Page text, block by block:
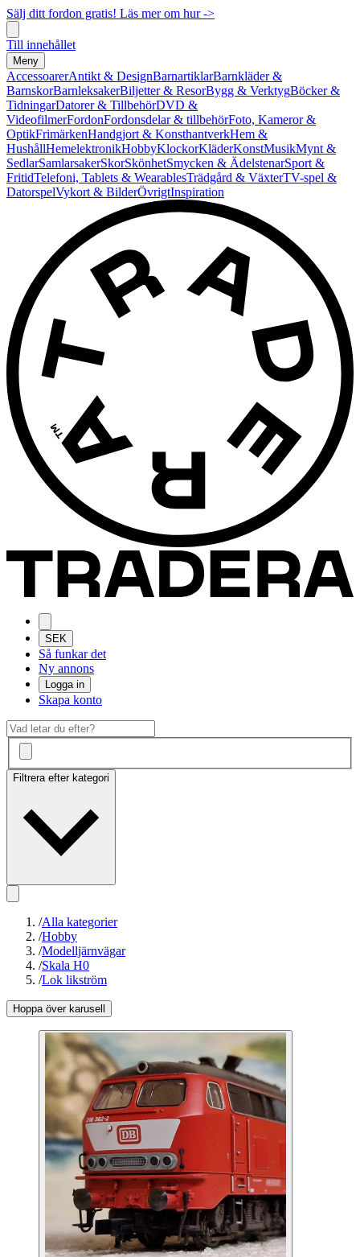
Sälj ditt fordon gratis! Läs mer om hur ->
Till innehållet
Meny
AccessoarerAntikt & DesignBarnartiklarBarnkläder &
BarnskorBarnleksakerBiljetter & ResorBygg & VerktygBöcker &
TidningarDatorer & TillbehörDVD &
VideofilmerFordonFordonsdelar & tillbehörFoto, Kameror &
OptikFrimärkenHandgjort & KonsthantverkHem &
HushållHemelektronikHobbyKlockorKläderKonstMusikMynt &
SedlarSamlarsakerSkorSkönhetSmycken & ÄdelstenarSport &
FritidTelefoni, Tablets & WearablesTrädgård & VäxterTV-spel &
DatorspelVykort & BilderÖvrigtInspiration
SEK
Så funkar det
Ny annons
Logga in
Skapa konto
Filtrera efter kategori
/Alla kategorier
/Hobby
/Modelljärnvägar
/Skala H0
/Lok likström
Hoppa över karusell